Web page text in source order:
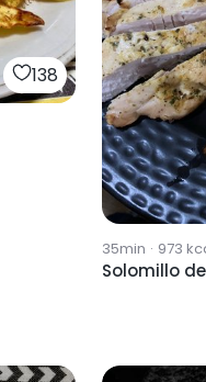
138
35min · 973
Solomillo